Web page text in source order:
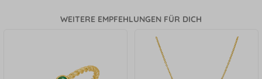
WEITERE EMPFEHLUNGEN FÜR DICH